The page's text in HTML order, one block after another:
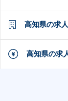
高知県の求
高知県の求